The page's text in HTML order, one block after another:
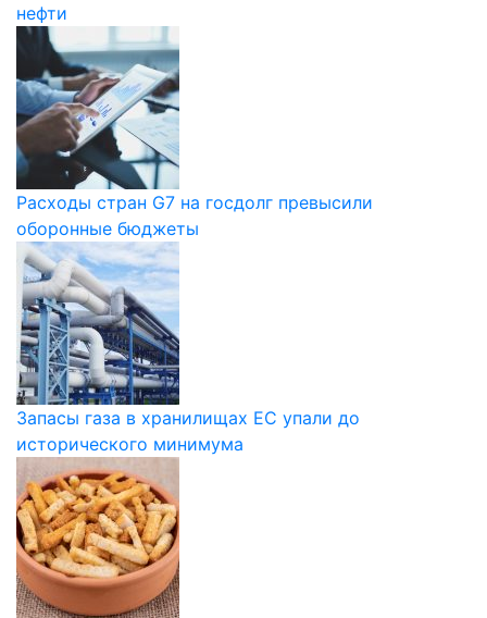
нефти
Расходы стран G7 на госдолг превысили
оборонные бюджеты
Запасы газа в хранилищах ЕС упали до
исторического минимума